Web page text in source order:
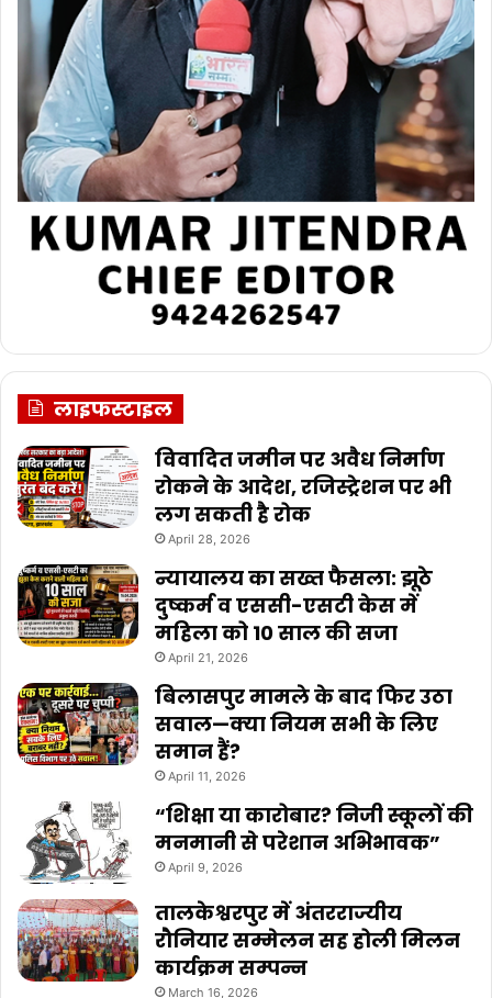
लाइफस्टाइल
विवादित जमीन पर अवैध निर्माण
रोकने के आदेश, रजिस्ट्रेशन पर भी
लग सकती है रोक
April 28, 2026
न्यायालय का सख्त फैसला: झूठे
दुष्कर्म व एससी-एसटी केस में
महिला को 10 साल की सजा
April 21, 2026
बिलासपुर मामले के बाद फिर उठा
सवाल—क्या नियम सभी के लिए
समान हैं?
April 11, 2026
“शिक्षा या कारोबार? निजी स्कूलों की
मनमानी से परेशान अभिभावक”
April 9, 2026
तालकेश्वरपुर में अंतरराज्यीय
रौनियार सम्मेलन सह होली मिलन
कार्यक्रम सम्पन्न
March 16, 2026